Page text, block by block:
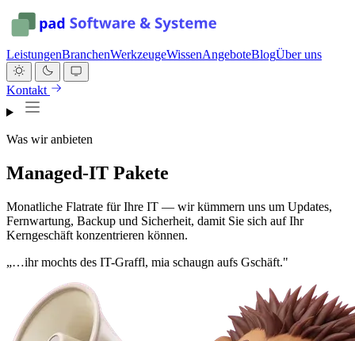
LeistungenBranchenWerkzeugeWissenAngeboteBlogÜber uns
Kontakt
Was wir anbieten
Managed-IT Pakete
Monatliche Flatrate für Ihre IT — wir kümmern uns um Updates,
Fernwartung, Backup und Sicherheit, damit Sie sich auf Ihr
Kerngeschäft konzentrieren können.
„…ihr mochts des IT-Graffl, mia schaugn aufs Gschäft."